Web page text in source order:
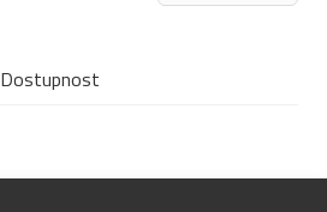
Dostupnost